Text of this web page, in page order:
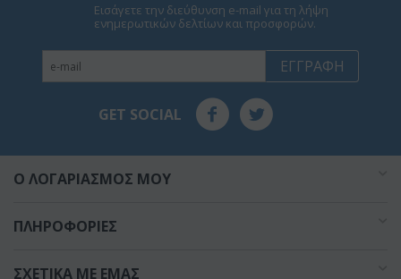
Εισάγετε την διεύθυνση e-mail για τη λήψη
ενημερωτικών δελτίων και προσφορών.
ΕΓΓΡΑΦΉ
GET SOCIAL
O ΛΟΓΑΡΙΑΣΜΌΣ ΜΟΥ
ΠΛΗΡΟΦΟΡΊΕΣ
ΣΧΕΤΙΚΆ ΜΕ ΕΜΆΣ